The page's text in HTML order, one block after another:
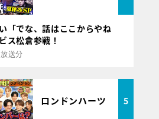
「でな、話はここからやね
ス松倉参戦！
送分
ロンドンハーツ 5